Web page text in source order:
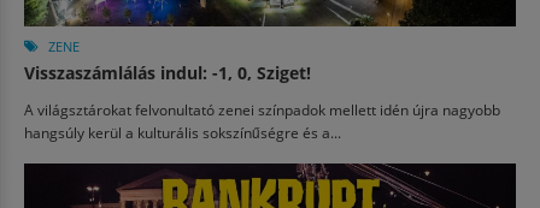
ZENE
Visszaszámlálás indul: -1, 0, Sziget!
A világsztárokat felvonultató zenei színpadok mellett idén újra nagyobb
hangsúly kerül a kulturális sokszínűségre és a...